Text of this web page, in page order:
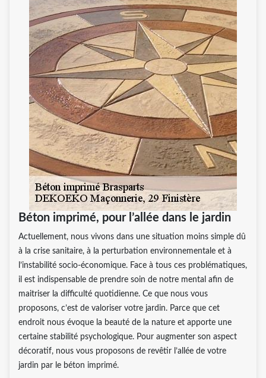
Béton imprimé, pour l’allée dans le jardin
Actuellement, nous vivons dans une situation moins simple dû
à la crise sanitaire, à la perturbation environnementale et à
l’instabilité socio-économique. Face à tous ces problématiques,
il est indispensable de prendre soin de notre mental afin de
maitriser la difficulté quotidienne. Ce que nous vous
proposons, c’est de valoriser votre jardin. Parce que cet
endroit nous évoque la beauté de la nature et apporte une
certaine stabilité psychologique. Pour augmenter son aspect
décoratif, nous vous proposons de revêtir l’allée de votre
jardin par le béton imprimé.